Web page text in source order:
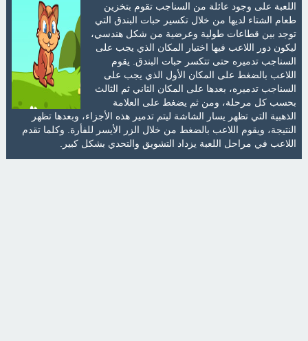
اللعبة على وجود عائلة من السناجب تقوم بتخزين
طعام الشتاء لديها من خلال تكسير حبات البندق التي
توجد بين قطاعات طولية وعرضية من شكل هندسي،
ليكون دور اللاعب فيها اختيار المكان الذي يجب على
السناجب تدميره حتى تتكسر حبات البندق. يقوم
اللاعب بالضغط على المكان الأول الذي يجب على
السناجب تدميره، بعدها على المكان الثاني ثم الثالث
بحسب كل مرحلة، ومن ثم يضغط على العلامة
الذهبية التي تظهر يسار الشاشة ليتم تدمير هذه الأجزاء، وبعدها تظهر
النتيجة، ويقوم اللاعب بالضغط من خلال الزر الأيسر للفأرة. وكلما تقدم
اللاعب في مراحل اللعبة يزداد التشويق والتحدي بشكل كبير.